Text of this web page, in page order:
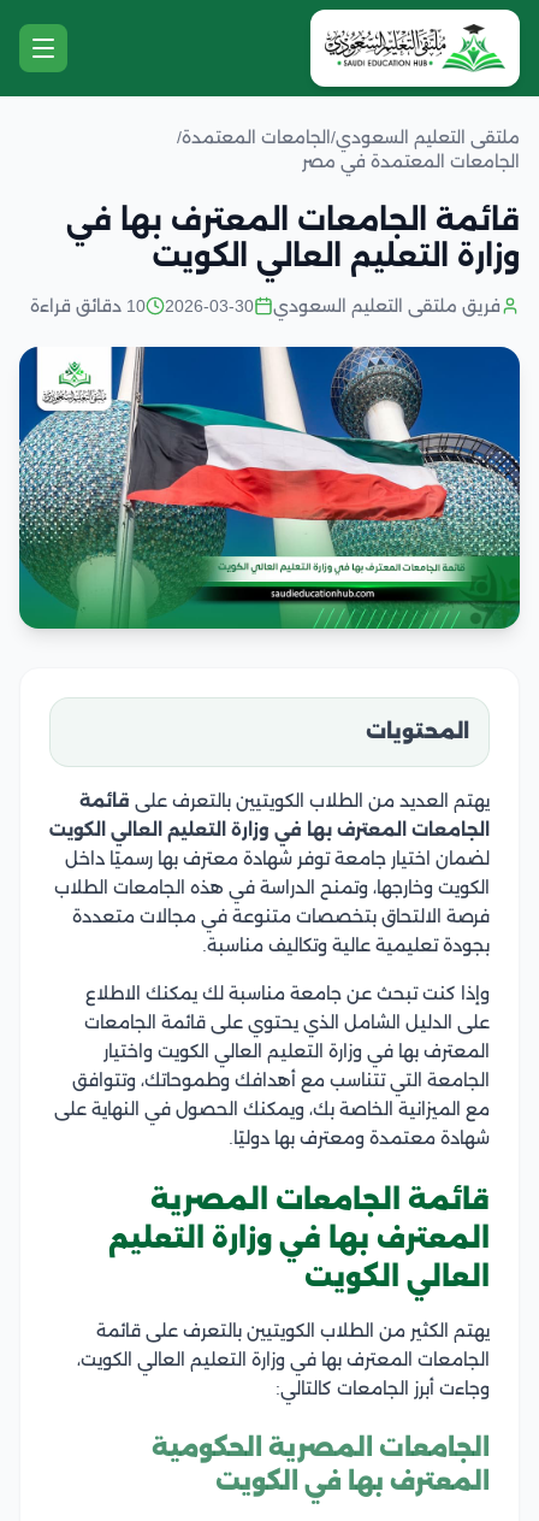
ملتقى التعليم السعودي/ الجامعات المعتمدة/
الجامعات المعتمدة في مصر
قائمة الجامعات المعترف بها في
وزارة التعليم العالي الكويت
فريق ملتقى التعليم السعودي 2026-03-30 10 دقائق قراءة
المحتويات
يهتم العديد من الطلاب الكويتيين بالتعرف على قائمة
الجامعات المعترف بها في وزارة التعليم العالي الكويت
لضمان اختيار جامعة توفر شهادة معترف بها رسميًا داخل
الكويت وخارجها، وتمنح الدراسة في هذه الجامعات الطلاب
فرصة الالتحاق بتخصصات متنوعة في مجالات متعددة
بجودة تعليمية عالية وتكاليف مناسبة.
وإذا كنت تبحث عن جامعة مناسبة لك يمكنك الاطلاع
على الدليل الشامل الذي يحتوي على قائمة الجامعات
المعترف بها في وزارة التعليم العالي الكويت واختيار
الجامعة التي تتناسب مع أهدافك وطموحاتك، وتتوافق
مع الميزانية الخاصة بك، ويمكنك الحصول في النهاية على
شهادة معتمدة ومعترف بها دوليًا.
قائمة الجامعات المصرية
المعترف بها في وزارة التعليم
العالي الكويت
يهتم الكثير من الطلاب الكويتيين بالتعرف على قائمة
الجامعات المعترف بها في وزارة التعليم العالي الكويت،
وجاءت أبرز الجامعات كالتالي:
الجامعات المصرية الحكومية
المعترف بها في الكويت